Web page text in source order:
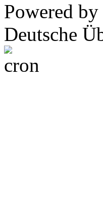
Powered by
Deutsche